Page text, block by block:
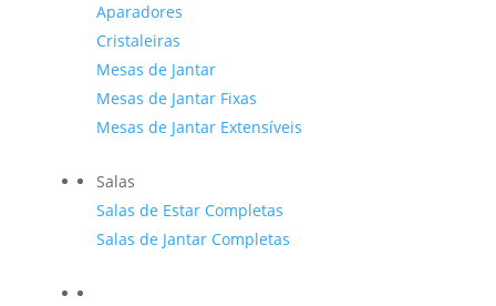
Aparadores
Cristaleiras
Mesas de Jantar
Mesas de Jantar Fixas
Mesas de Jantar Extensíveis
Salas
Salas de Estar Completas
Salas de Jantar Completas